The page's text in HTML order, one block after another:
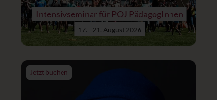
Intensivseminar für POJ PädagogInnen
17. - 21. August 2026
Jetzt buchen